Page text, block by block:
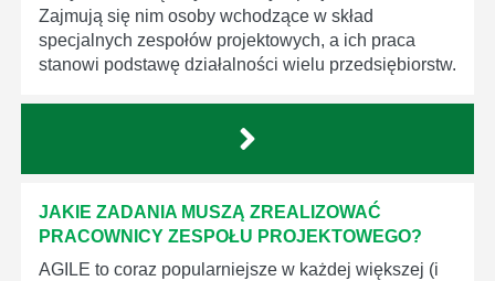
Zajmują się nim osoby wchodzące w skład
specjalnych zespołów projektowych, a ich praca
stanowi podstawę działalności wielu przedsiębiorstw.
JAKIE ZADANIA MUSZĄ ZREALIZOWAĆ
PRACOWNICY ZESPOŁU PROJEKTOWEGO?
AGILE to coraz popularniejsze w każdej większej (i